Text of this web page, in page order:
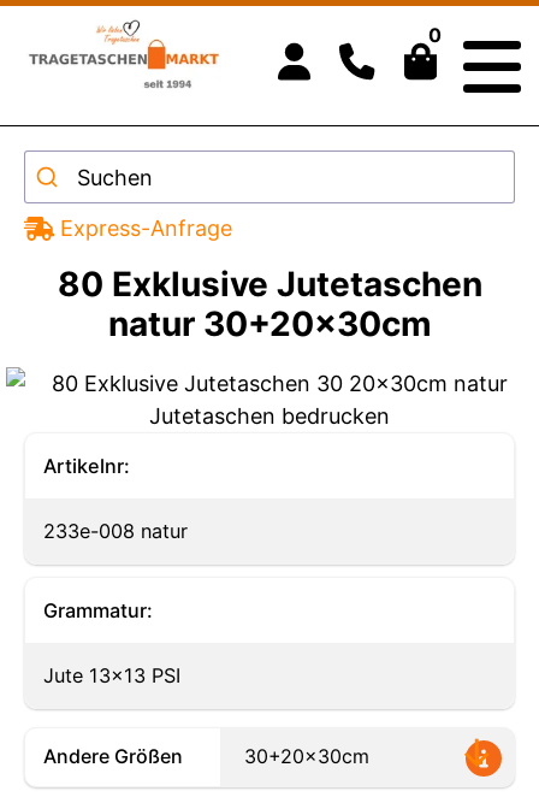
0
Suchen
Express-Anfrage
80 Exklusive Jutetaschen
natur 30+20x30cm
Artikelnr:
233e-008 natur
Grammatur:
Jute 13x13 PSI
Andere Größen